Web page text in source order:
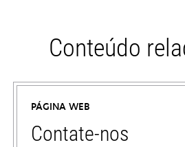
Conteúdo
PÁGINA WEB
Contate-nos